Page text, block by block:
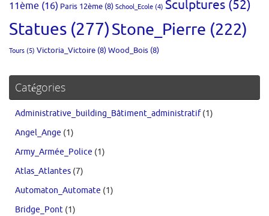
11ème (16) Paris 12ème (8) School_Ecole (4) Sculptures (52)
Statues (277)Stone_Pierre (222)
Tours (5) Victoria_Victoire (8)Wood_Bois (8)
Catégories
Administrative_building_Bâtiment_administratif(1)
Angel_Ange (1)
Army_Armée_Police (1)
Atlas_Atlantes (7)
Automaton_Automate (1)
Bridge_Pont (1)